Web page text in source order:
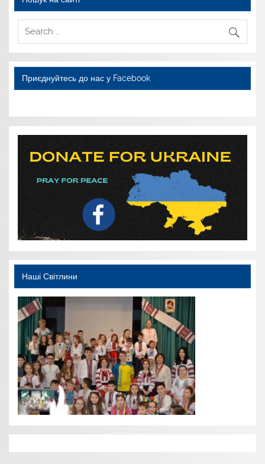
Приєднуйтесь до нас у Facebook
Наші Світлини